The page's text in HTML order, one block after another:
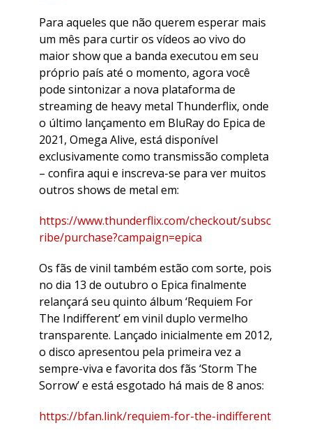
Para aqueles que não querem esperar mais
um mês para curtir os vídeos ao vivo do
maior show que a banda executou em seu
próprio país até o momento, agora você
pode sintonizar a nova plataforma de
streaming de heavy metal Thunderflix, onde
o último lançamento em BluRay do Epica de
2021, Omega Alive, está disponível
exclusivamente como transmissão completa
– confira aqui e inscreva-se para ver muitos
outros shows de metal em:
https://www.thunderflix.com/checkout/subsc
ribe/purchase?campaign=epica
Os fãs de vinil também estão com sorte, pois
no dia 13 de outubro o Epica finalmente
relançará seu quinto álbum ‘Requiem For
The Indifferent’ em vinil duplo vermelho
transparente. Lançado inicialmente em 2012,
o disco apresentou pela primeira vez a
sempre-viva e favorita dos fãs ‘Storm The
Sorrow’ e está esgotado há mais de 8 anos:
https://bfan.link/requiem-for-the-indifferent